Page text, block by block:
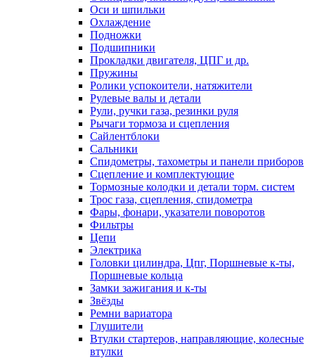
Оси и шпильки
Охлаждение
Подножки
Подшипники
Прокладки двигателя, ЦПГ и др.
Пружины
Ролики успокоители, натяжители
Рулевые валы и детали
Рули, ручки газа, резинки руля
Рычаги тормоза и сцепления
Сайлентблоки
Сальники
Спидометры, тахометры и панели приборов
Сцепление и комплектующие
Тормозные колодки и детали торм. систем
Трос газа, сцепления, спидометра
Фары, фонари, указатели поворотов
Фильтры
Цепи
Электрика
Головки цилиндра, Цпг, Поршневые к-ты,
Поршневые кольца
Замки зажигания и к-ты
Звёзды
Ремни вариатора
Глушители
Втулки стартеров, направляющие, колесные
втулки